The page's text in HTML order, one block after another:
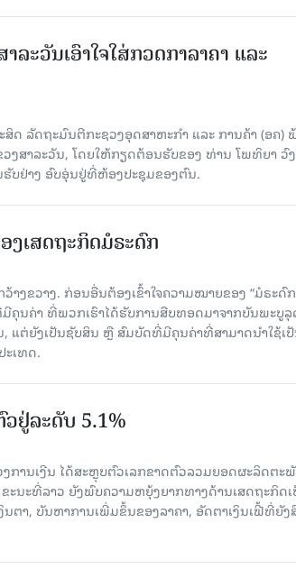
ະວັນເອົາໃຈໃສ່ກວດກາລາຄາ ແລະ
ດ ລັດຖະມົນຕີກະຊວງອຸດສາຫະກຳ ແລະ ການຄ້າ (ອຄ)
ງສາລະວັນ, ໂດຍໃຫ້ກຽດຕ້ອນຮັບຂອງ ທ່ານ ໂພທິຍາ ວົ
ບຢ່າງ ອົບອຸ່ນຢູ່ທີ່ຫ້ອງປະຊຸມຂອງຕົນ.
ເສດຖະກິດມໍຣະດົກ
ງຂວາງ. ກ່ອນອື່ນຕ້ອງເຂົ້າໃຈຄວາມໝາຍຂອງ “ມໍຣະດົ
ນຄ່າ ທີ່ພວກເຮົາໄດ້ຮັບການສືບທອດມາຈາກບັນພະບູ
ແຕ່ຍັງເປັນຊັບສິນ ຫຼື ສົມບັດທີ່ມີຄຸນຄ່າທີ່ສາມາດນໍາໃຊ້ເ
ເທດ.
ຢູ່ລະດັບ 5.1%
ການເງີນ ໄດ້ສະຫຼຸບຕົວເລກຂາດຕົວລວມຍອດຜະລິດຕະ
ຂະນະທີ່ລາວ ຍັງພົບຄວາມຫຍຸ້ງຍາກທາງດ້ານເສດຖະກິດ
ຕາ, ບັນຫາການເພີ່ມຂຶ້ນຂອງລາຄາ, ອັດຕາເງິນເຟີ້ທີ່ຍັ